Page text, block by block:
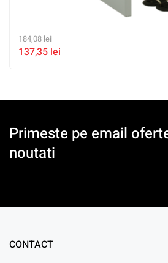
184,08lei
137,35 lei
Primeste pe email
noutati
CONTACT